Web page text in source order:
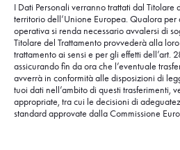
I Dati Personali verranno trattati dal Titolare
territorio dell’Unione Europea. Qualora
operativa si renda necessario avvalersi di
Titolare del Trattamento provvederà alla
trattamento ai sensi e per gli effetti dell’art.
assicurando fin da ora che l’eventuale
avverrà in conformità alle disposizioni di
tuoi dati nell’ambito di questi trasferimenti,
appropriate, tra cui le decisioni di
standard approvate dalla Commissione